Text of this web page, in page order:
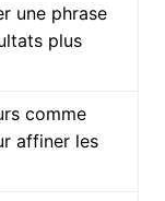
une phrase
plus
comme
affiner les